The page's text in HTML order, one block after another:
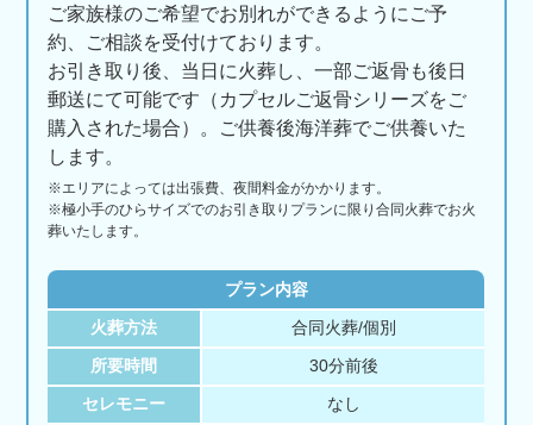
ご家族様のご希望でお別れができるようにご予
約、ご相談を受付けております。
お引き取り後、当日に火葬し、一部ご返骨も後日
郵送にて可能です（カプセルご返骨シリーズをご
購入された場合）。ご供養後海洋葬でご供養いた
します。
※エリアによっては出張費、夜間料金がかかります。
※極小手のひらサイズでのお引き取りプランに限り合同火葬でお火
葬いたします。
プラン内容
火葬方法 合同火葬/個別
所要時間 30分前後
セレモニー なし